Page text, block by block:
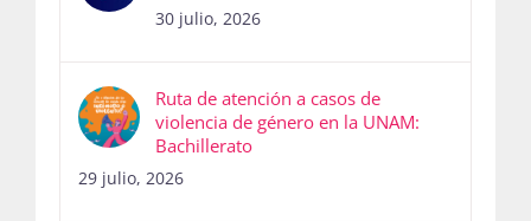
30 julio, 2026
Ruta de atención a casos de
violencia de género en la UNAM:
Bachillerato
29 julio, 2026